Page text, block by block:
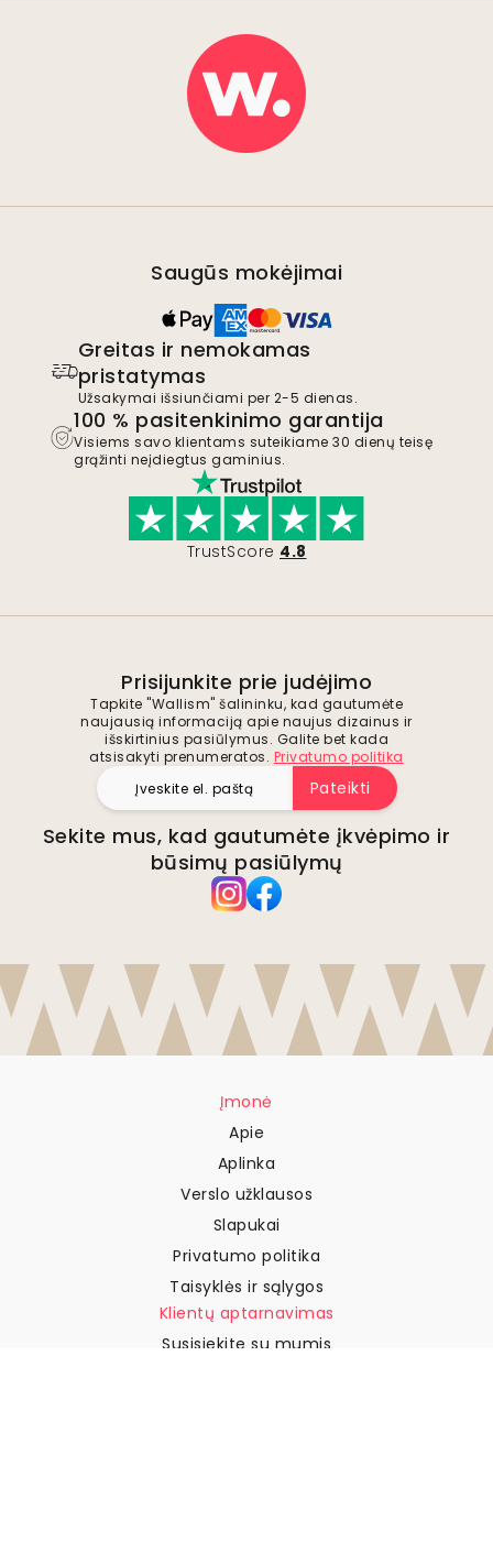
Saugūs mokėjimai
Greitas ir nemokamas
pristatymas
Užsakymai išsiunčiami per 2-5 dienas.
100 % pasitenkinimo garantija
Visiems savo klientams suteikiame 30 dienų teisę
grąžinti neįdiegtus gaminius.
TrustScore 4.8
Prisijunkite prie judėjimo
Tapkite "Wallism" šalininku, kad gautumėte
naujausią informaciją apie naujus dizainus ir
išskirtinius pasiūlymus. Galite bet kada
atsisakyti prenumeratos. Privatumo politika
Pateikti
Sekite mus, kad gautumėte įkvėpimo ir
būsimų pasiūlymų
Įmonė
Apie
Aplinka
Verslo užklausos
Slapukai
Privatumo politika
Taisyklės ir sąlygos
Klientų aptarnavimas
Susisiekite su mumis